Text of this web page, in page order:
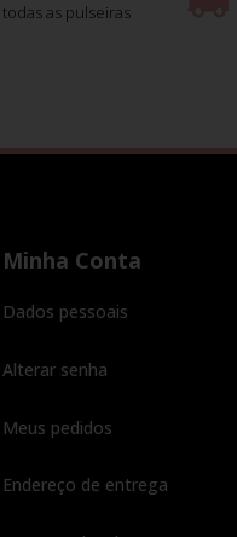
as pulseiras
Minha Conta
Dados pessoais
Alterar senha
Meus pedidos
Endereço de entrega